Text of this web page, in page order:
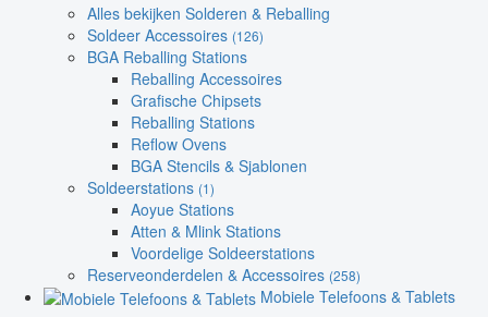
Alles bekijken Solderen & Reballing
Soldeer Accessoires (126)
BGA Reballing Stations
Reballing Accessoires
Grafische Chipsets
Reballing Stations
Reflow Ovens
BGA Stencils & Sjablonen
Soldeerstations (1)
Aoyue Stations
Atten & Mlink Stations
Voordelige Soldeerstations
Reserveonderdelen & Accessoires (258)
Mobiele Telefoons & Tablets